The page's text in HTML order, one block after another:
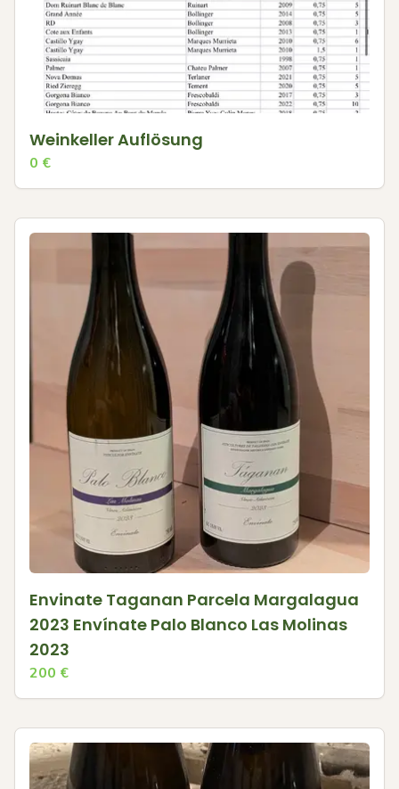
Weinkeller Auflösung
0 €
Envinate Taganan Parcela Margalagua
2023 Envínate Palo Blanco Las Molinas
2023
200 €